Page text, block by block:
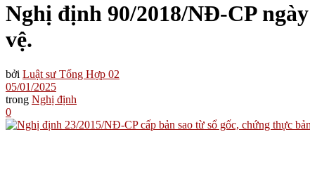
Nghị định 90/2018/NĐ-CP
vệ.
bởi Luật sư Tổng Hợp 02
05/01/2025
trong Nghị định
0